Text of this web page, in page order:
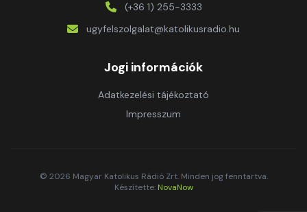
(+36 1) 255-3333
ugyfelszolgalat@katolikusradio.hu
Jogi információk
Adatkezelési tájékoztató
Impresszum
© 2026 Magyar Katolikus Rádió Zrt. Minden jog fenntartva.
Készítette: NovaNow